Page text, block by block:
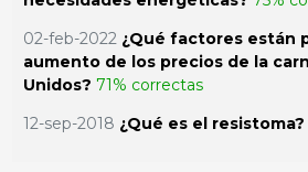
02-feb-2022 ¿Qué factores están
aumento de los precios de la
Unidos? 71% correctas
12-sep-2018 ¿Qué es el resistoma?